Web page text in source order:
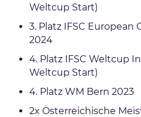
Weltcup Start)
3. Platz IFSC European
2024
4. Platz IFSC Weltcup
Weltcup Start)
4. Platz WM Bern 2023
2x Österreichische